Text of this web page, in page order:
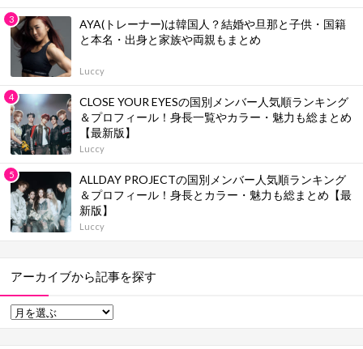
AYA(トレーナー)は韓国人？結婚や旦那と子供・国籍
と本名・出身と家族や両親もまとめ
Luccy
CLOSE YOUR EYESの国別メンバー人気順ランキング
＆プロフィール！身長一覧やカラー・魅力も総まとめ
【最新版】
Luccy
ALLDAY PROJECTの国別メンバー人気順ランキング
＆プロフィール！身長とカラー・魅力も総まとめ【最
新版】
Luccy
アーカイブから記事を探す